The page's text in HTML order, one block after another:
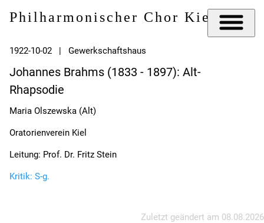
Philharmonischer Chor Kiel e.V.
1922-10-02 | Gewerkschaftshaus
Johannes Brahms (1833 - 1897): Alt-
Rhapsodie
Maria Olszewska (Alt)
Oratorienverein Kiel
Leitung: Prof. Dr. Fritz Stein
Kritik: S-g.
Zuletzt geändert am 08.08.2026